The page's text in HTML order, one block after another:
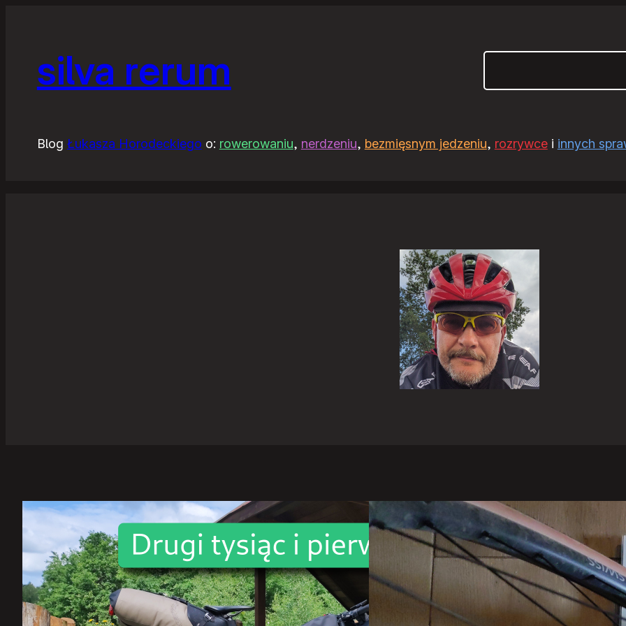
silva rerum
Blog Łukasza Horodeckiego o: rowerowaniu, nerdzeniu, bezmięsnym jedzeniu, rozrywcei innych